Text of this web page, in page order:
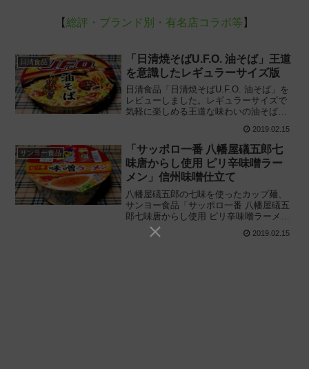
【総評・ブランド別・有名店コラボ等 】
日清食品
「日清焼そばU.F.O. 油そば」王道
を意識したレギュラーサイズ版
日清食品「日清焼そばU.F.O. 油そば」を
レビューしました。レギュラーサイズで
気軽に楽しめる王道な味わいの油そば新
となるカップ油そばを実際に食べてみた
感想に基づき評価します。
2019.02.15
サンヨー食品
「サッポロ一番 八幡屋礒五郎七
味唐からし使用 ピリ辛味噌ラー
メン」信州味噌仕立て
八幡屋礒五郎の七味を使ったカップ麺、
サンヨー食品「サッポロ一番 八幡屋礒五
郎七味唐からし使用 ピリ辛味噌ラーメ
ン」のレビューです。信州味噌の風味と
八幡屋礒五郎の特徴である生姜に注目し
2019.02.15